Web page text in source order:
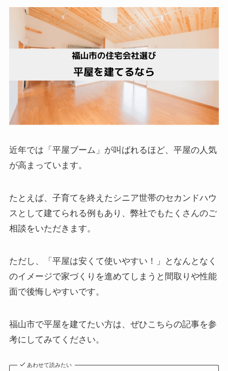
近年では「平屋ブーム」が叫ばれるほど、平屋の人気
が高まっています。
たとえば、子育てを終えたシニア世帯のセカンドハウ
スとして建てられる例もあり、弊社でもたくさんのご
相談をいただきます。
ただし、「平屋は安くて使いやすい！」となんとなく
のイメージで家づくりを進めてしまうと間取りや性能
面で後悔しやすいです。
福山市で平屋を建てたい方は、ぜひこちらの記事を参
考にしてみてください。
あわせて読みたい